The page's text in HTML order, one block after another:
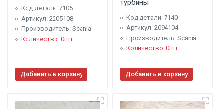
Код детали: 7105
Артикул: 2205108
Производитель: Scania
Количество: 0шт.
Добавить в корзину
турбины
Код детали: 7140
Артикул: 2094104
Производитель: Scania
Количество: 0шт.
Добавить в корзину